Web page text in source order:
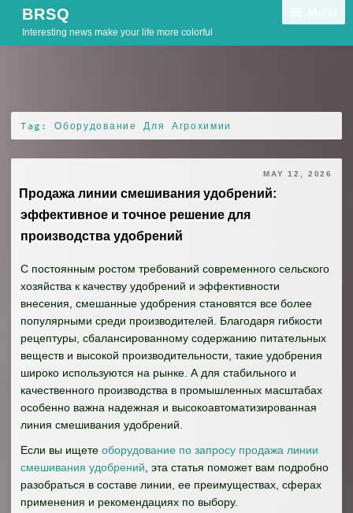
BRSQ
Interesting news make your life more colorful
Tag:Оборудование Для Агрохимии
MAY 12, 2026
Продажа линии смешивания удобрений:
эффективное и точное решение для
производства удобрений
С постоянным ростом требований современного сельского
хозяйства к качеству удобрений и эффективности
внесения, смешанные удобрения становятся все более
популярными среди производителей. Благодаря гибкости
рецептуры, сбалансированному содержанию питательных
веществ и высокой производительности, такие удобрения
широко используются на рынке. А для стабильного и
качественного производства в промышленных масштабах
особенно важна надежная и высокоавтоматизированная
линия смешивания удобрений.
Если вы ищете оборудование по запросу продажа линии
смешивания удобрений, эта статья поможет вам подробно
разобраться в составе линии, ее преимуществах, сферах
применения и рекомендациях по выбору.